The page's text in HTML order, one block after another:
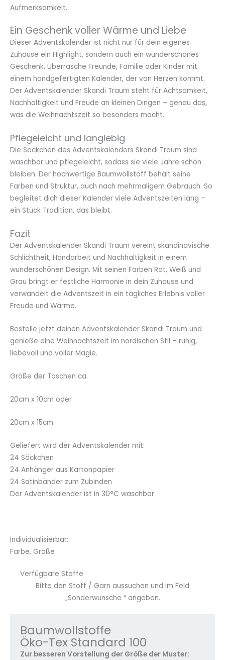
Aufmerksamkeit.
Ein Geschenk voller Wärme und Liebe
Dieser Adventskalender ist nicht nur für dein eigenes
Zuhause ein Highlight, sondern auch ein wunderschönes
Geschenk. Überrasche Freunde, Familie oder Kinder mit
einem handgefertigten Kalender, der von Herzen kommt.
Der Adventskalender Skandi Traum steht für Achtsamkeit,
Nachhaltigkeit und Freude an kleinen Dingen – genau das,
was die Weihnachtszeit so besonders macht.
Pflegeleicht und langlebig
Die Säckchen des Adventskalenders Skandi Traum sind
waschbar und pflegeleicht, sodass sie viele Jahre schön
bleiben. Der hochwertige Baumwollstoff behält seine
Farben und Struktur, auch nach mehrmaligem Gebrauch. So
begleitet dich dieser Kalender viele Adventszeiten lang –
ein Stück Tradition, das bleibt.
Fazit
Der Adventskalender Skandi Traum vereint skandinavische
Schlichtheit, Handarbeit und Nachhaltigkeit in einem
wunderschönen Design. Mit seinen Farben Rot, Weiß und
Grau bringt er festliche Harmonie in dein Zuhause und
verwandelt die Adventszeit in ein tägliches Erlebnis voller
Freude und Wärme.
Bestelle jetzt deinen Adventskalender Skandi Traum und
genieße eine Weihnachtszeit im nordischen Stil – ruhig,
liebevoll und voller Magie.
Größe der Taschen ca.
20cm x 10cm oder
20cm x 15cm
Geliefert wird der Adventskalender mit:
24 Säckchen
24 Anhänger aus Kartonpapier
24 Satinbänder zum Zubinden
Der Adventskalender ist in 30°C waschbar
Individualisierbar:
Farbe, Größe
Verfügbare Stoffe
Bitte den Stoff / Garn aussuchen und im Feld
„Sonderwünsche “ angeben.
Baumwollstoffe
Öko-Tex Standard 100
Zur besseren Vorstellung der Größe der Muster: